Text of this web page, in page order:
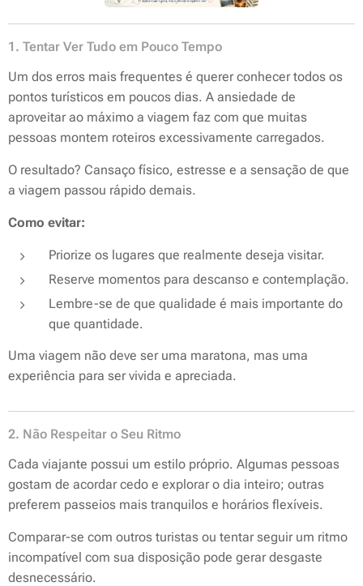
1. Tentar Ver Tudo em Pouco Tempo
Um dos erros mais frequentes é querer conhecer todos os
pontos turísticos em poucos dias. A ansiedade de
aproveitar ao máximo a viagem faz com que muitas
pessoas montem roteiros excessivamente carregados.
O resultado? Cansaço físico, estresse e a sensação de que
a viagem passou rápido demais.
Como evitar:
Priorize os lugares que realmente deseja visitar.
Reserve momentos para descanso e contemplação.
Lembre-se de que qualidade é mais importante do
que quantidade.
Uma viagem não deve ser uma maratona, mas uma
experiência para ser vivida e apreciada.
2. Não Respeitar o Seu Ritmo
Cada viajante possui um estilo próprio. Algumas pessoas
gostam de acordar cedo e explorar o dia inteiro; outras
preferem passeios mais tranquilos e horários flexíveis.
Comparar-se com outros turistas ou tentar seguir um ritmo
incompatível com sua disposição pode gerar desgaste
desnecessário.